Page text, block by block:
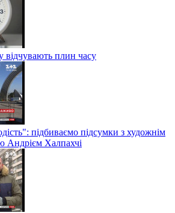
плин часу
підбиваємо підсумки з художнім
Андрієм Халпахчі